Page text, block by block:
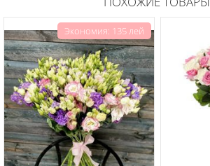
Экономия: 135 лей